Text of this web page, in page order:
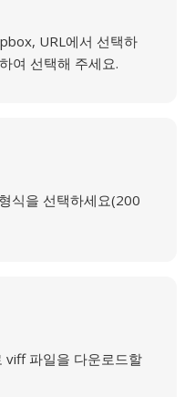
URL에서 선택하
여 선택해 주세요.
식을 선택하세요(200
viff 파일을 다운로드할